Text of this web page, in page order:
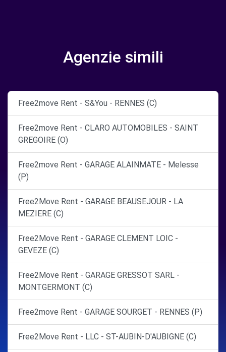
Agenzie simili
Free2move Rent - S&You - RENNES (C)
Free2move Rent - CLARO AUTOMOBILES - SAINT
GREGOIRE (O)
Free2move Rent - GARAGE ALAINMATE - Melesse
(P)
Free2Move Rent - GARAGE BEAUSEJOUR - LA
MEZIERE (C)
Free2Move Rent - GARAGE CLEMENT LOIC -
GEVEZE (C)
Free2Move Rent - GARAGE GRESSOT SARL -
MONTGERMONT (C)
Free2move Rent - GARAGE SOURGET - RENNES (P)
Free2Move Rent - LLC - ST-AUBIN-D'AUBIGNE (C)